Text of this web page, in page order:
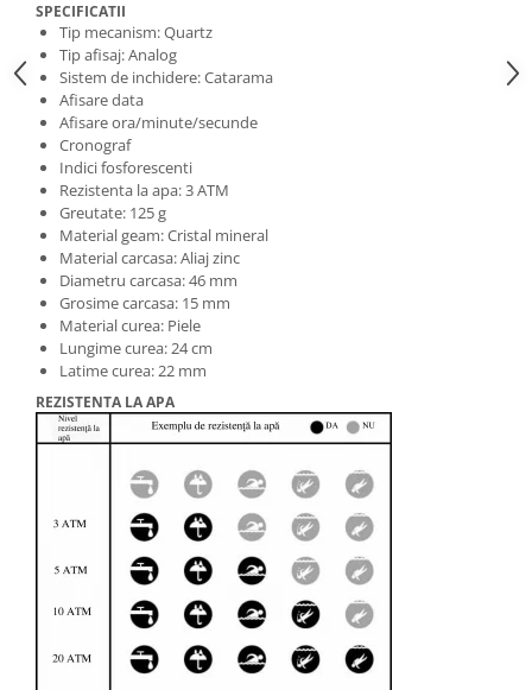
SPECIFICATII
Tip mecanism: Quartz
Tip afisaj: Analog
Sistem de inchidere: Catarama
Afisare data
Afisare ora/minute/secunde
Cronograf
Indici fosforescenti
Rezistenta la apa: 3 ATM
Greutate: 125 g
Material geam: Cristal mineral
Material carcasa: Aliaj zinc
Diametru carcasa: 46 mm
Grosime carcasa: 15 mm
Material curea: Piele
Lungime curea: 24 cm
Latime curea: 22 mm
REZISTENTA LA APA